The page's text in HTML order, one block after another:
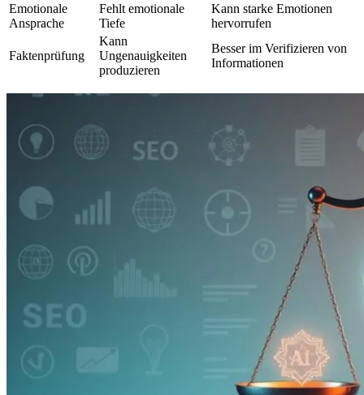
Emotionale
Ansprache
Fehlt emotionale
Tiefe
Kann starke Emotionen
hervorrufen
Faktenprüfung
Kann
Ungenauigkeiten
produzieren
Besser im Verifizieren von
Informationen